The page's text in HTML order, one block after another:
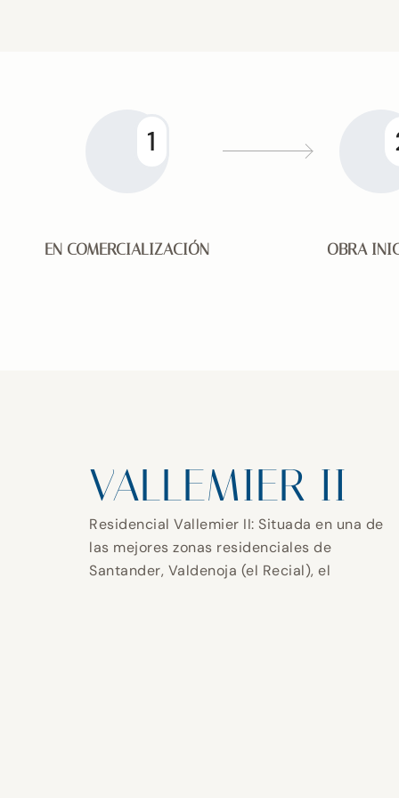
1
EN COMERCIALIZACIÓN OBRA
VALLEMIER II
Residencial Vallemier II: Situada en una de
las mejores zonas residenciales de
Santander, Valdenoja (el Recial), el